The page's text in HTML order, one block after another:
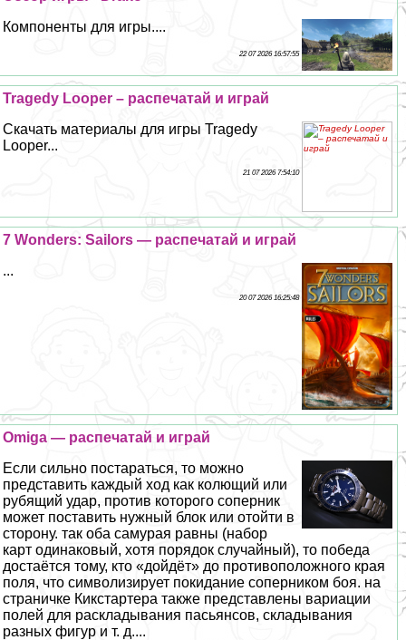
Компоненты для игры....
22 07 2026 16:57:55
Tragedy Looper – распечатай и играй
Скачать материалы для игры Tragedy
Looper...
21 07 2026 7:54:10
7 Wonders: Sailors — распечатай и играй
...
20 07 2026 16:25:48
Omiga — распечатай и играй
Если сильно постараться, то можно
представить каждый ход как колющий или
рубящий удар, против которого соперник
может поставить нужный блок или отойти в
сторону. так оба самурая равны (набор
карт одинаковый, хотя порядок случайный), то победа
достаётся тому, кто «дойдёт» до противоположного края
поля, что символизирует покидание соперником боя. на
страничке Кикстартера также представлены вариации
полей для раскладывания пасьянсов, складывания
разных фигур и т. д....